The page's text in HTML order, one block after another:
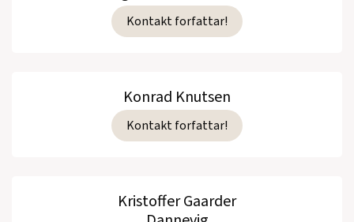
Kontakt forfattar!
Konrad Knutsen
Kontakt forfattar!
Kristoffer Gaarder